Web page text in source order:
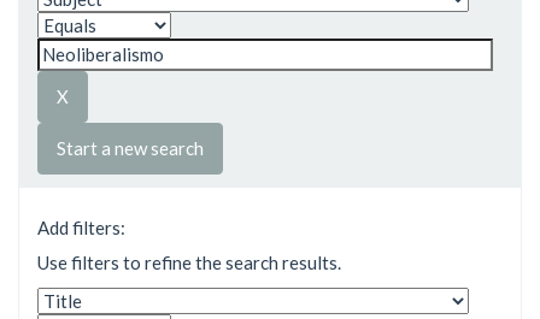
Start a new search
Add filters:
Use filters to refine the search results.